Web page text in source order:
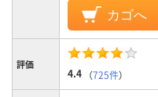
カゴへ
評価
4.4 （725件）